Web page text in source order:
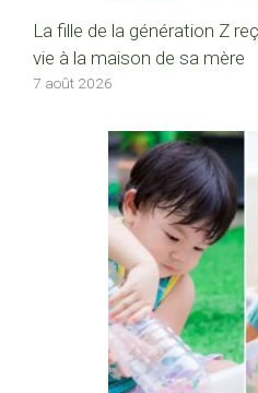
La fille de la génération Z
vie à la maison de sa mère
7 août 2026